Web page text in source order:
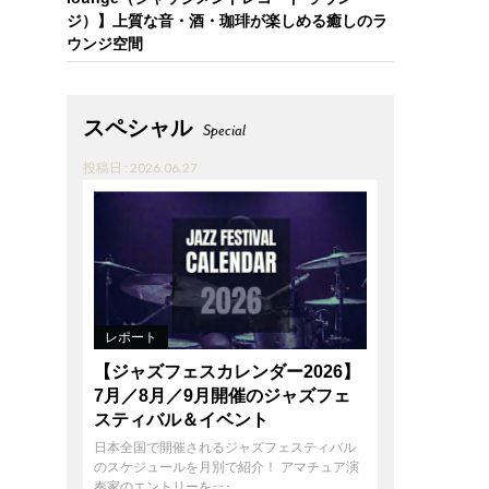
ジ）】上質な音・酒・珈琲が楽しめる癒しのラ
ウンジ空間
スペシャル Special
投稿日 : 2026.06.27
レポート
【ジャズフェスカレンダー2026】
7月／8月／9月開催のジャズフェ
スティバル＆イベント
日本全国で開催されるジャズフェスティバル
のスケジュールを月別で紹介！ アマチュア演